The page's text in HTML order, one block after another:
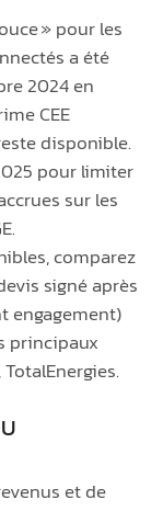
» pour les
a été
2024 en
CEE
disponible.
pour limiter
sur les
comparez
signé après
engagement)
principaux
et de